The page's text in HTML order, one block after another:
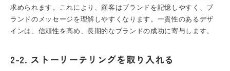
求められます。これにより、顧客はブランドを記憶しやすく、ブ
ランドのメッセージを理解しやすくなります。一貫性のあるデザ
インは、信頼性を高め、長期的なブランドの成功に寄与します。
2-2. ストーリーテリングを取り入れる